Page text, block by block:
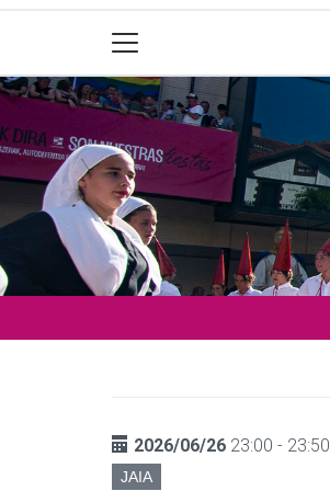
2026/06/26 23:00 - 23:50
JAIA